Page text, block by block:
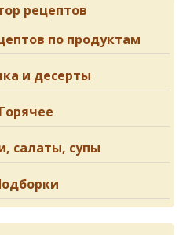
рецептов
по продуктам
и десерты
Горячее
салаты, супы